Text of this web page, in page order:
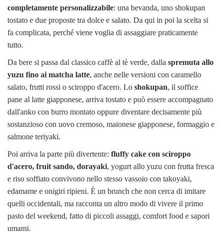
completamente personalizzabile: una bevanda, uno shokupan
tostato e due proposte tra dolce e salato. Da qui in poi la scelta si
fa complicata, perché viene voglia di assaggiare praticamente
tutto.
Da bere si passa dal classico caffè al tè verde, dalla spremuta allo
yuzu fino ai matcha latte, anche nelle versioni con caramello
salato, frutti rossi o sciroppo d'acero. Lo shokupan, il soffice
pane al latte giapponese, arriva tostato e può essere accompagnato
dall'anko con burro montato oppure diventare decisamente più
sostanzioso con uovo cremoso, maionese giapponese, formaggio e
salmone teriyaki.
Poi arriva la parte più divertente: fluffy cake con sciroppo
d'acero, fruit sando, dorayaki, yogurt allo yuzu con frutta fresca
e riso soffiato convivono nello stesso vassoio con takoyaki,
edamame e onigiri ripieni. È un brunch che non cerca di imitare
quelli occidentali, ma racconta un altro modo di vivere il primo
pasto del weekend, fatto di piccoli assaggi, comfort food e sapori
umami.